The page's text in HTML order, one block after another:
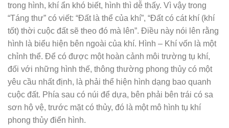
trong hình, khí ẩn khó biết, hình thì dễ thấy. Vì vậy trong
“Táng thư” có viết: “Đất là thể của khí”, “Đất có cát khí (khí
tốt) thời cuộc đất sẽ theo đó mà lên”. Điều này nói lên rằng
hình là biểu hiện bên ngoài của khí. Hình – Khí vốn là một
chỉnh thể. Để có được một hoàn cảnh môi trường tụ khí,
đối với những hình thế, thông thường phong thủy có một
yêu cầu nhất định, là phải thể hiện hình dạng bao quanh
cuộc đất. Phía sau có núi để dựa, bên phải bên trái có sa
sơn hộ vệ, trước mặt có thủy, đó là một mô hình tụ khí
phong thủy điển hình.